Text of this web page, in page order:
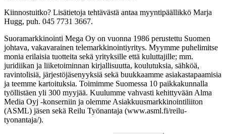
Kiinnostuitko? Lisätietoja tehtävästä antaa myyntipäällikkö Marja
Hugg, puh. 045 7731 3667.
Suoramarkkinointi Mega Oy on vuonna 1986 perustettu Suomen
johtava, vakavarainen telemarkkinointiyritys. Myymme puhelimitse
monia erilaisia tuotteita sekä yrityksille että kuluttajille; mm.
juridiikan ja liiketoiminnan kirjallisuutta, koulutuksia, sähköä,
ravintolisiä, järjestöjäsenyyksiä sekä buukkaamme asiakastapaamisia
ja teemme kartoituksia. Toimimme Suomessa 10 paikkakunnalla
työllistäen yli 300 myyjää. Kuulumme vahvasti kehittyvään Alma
Media Oyj -konserniin ja olemme Asiakkuusmarkkinointiliiton
(ASML) jäsen sekä Reilu Työnantaja (www.asml.fi/reilu-
tyonantaja/).